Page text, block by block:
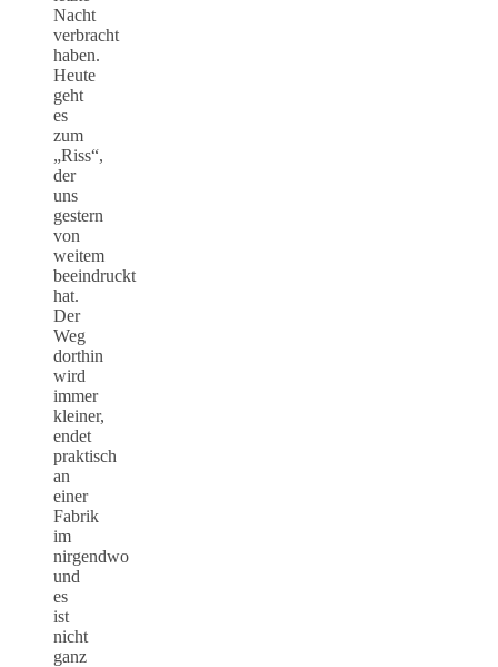
Nacht
verbracht
haben.
Heute
geht
es
zum
„Riss“,
der
uns
gestern
von
weitem
beeindruckt
hat.
Der
Weg
dorthin
wird
immer
kleiner,
endet
praktisch
an
einer
Fabrik
im
nirgendwo
und
es
ist
nicht
ganz